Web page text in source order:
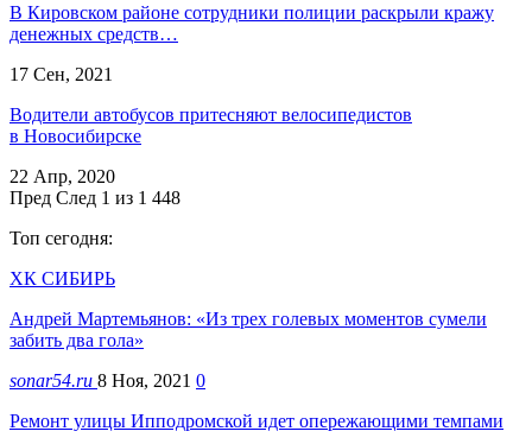
В Кировском районе сотрудники полиции раскрыли кражу
денежных средств…
17 Сен, 2021
Водители автобусов притесняют велосипедистов
в Новосибирске
22 Апр, 2020
Пред След 1 из 1 448
Топ сегодня:
ХК СИБИРЬ
Андрей Мартемьянов: «Из трех голевых моментов сумели
забить два гола»
sonar54.ru 8 Ноя, 2021 0
Ремонт улицы Ипподромской идет опережающими темпами